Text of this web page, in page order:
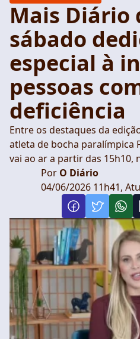
Mais Diário
sábado
especial à
pessoas
deficiência
Entre os destaques da
atleta de bocha paralímpica
vai ao ar a partir das 15h10,
PorO Diário
04/06/2026 11h41,